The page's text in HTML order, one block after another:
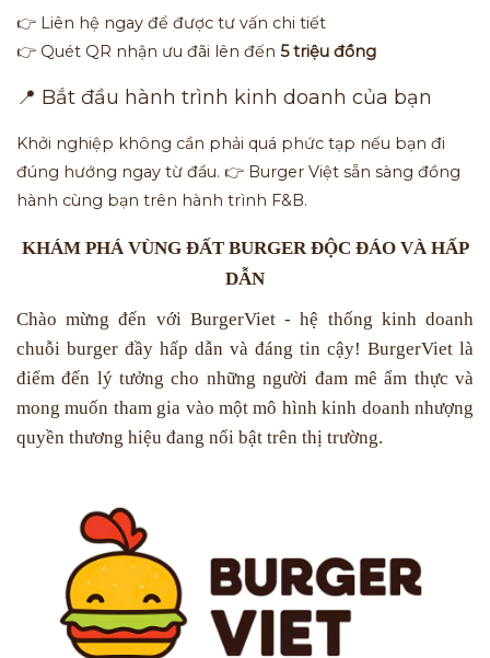
👉 Liên hệ ngay để được tư vấn chi tiết
👉 Quét QR nhận ưu đãi lên đến 5 triệu đồng
📍 Bắt đầu hành trình kinh doanh của bạn
Khởi nghiệp không cần phải quá phức tạp nếu bạn đi
đúng hướng ngay từ đầu. 👉 Burger Việt sẵn sàng đồng
hành cùng bạn trên hành trình F&B.
KHÁM PHÁ VÙNG ĐẤT BURGER ĐỘC ĐÁO VÀ HẤP
DẪN
Chào mừng đến với BurgerViet - hệ thống kinh doanh
chuỗi burger đầy hấp dẫn và đáng tin cậy! BurgerViet là
điểm đến lý tưởng cho những người đam mê ẩm thực và
mong muốn tham gia vào một mô hình kinh doanh nhượng
quyền thương hiệu đang nổi bật trên thị trường.